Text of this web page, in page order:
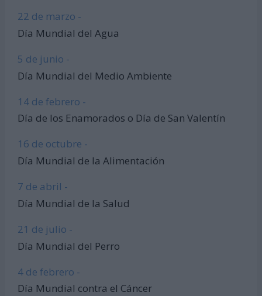
22 de marzo -
Día Mundial del Agua
5 de junio -
Día Mundial del Medio Ambiente
14 de febrero -
Día de los Enamorados o Día de San Valentín
16 de octubre -
Día Mundial de la Alimentación
7 de abril -
Día Mundial de la Salud
21 de julio -
Día Mundial del Perro
4 de febrero -
Día Mundial contra el Cáncer